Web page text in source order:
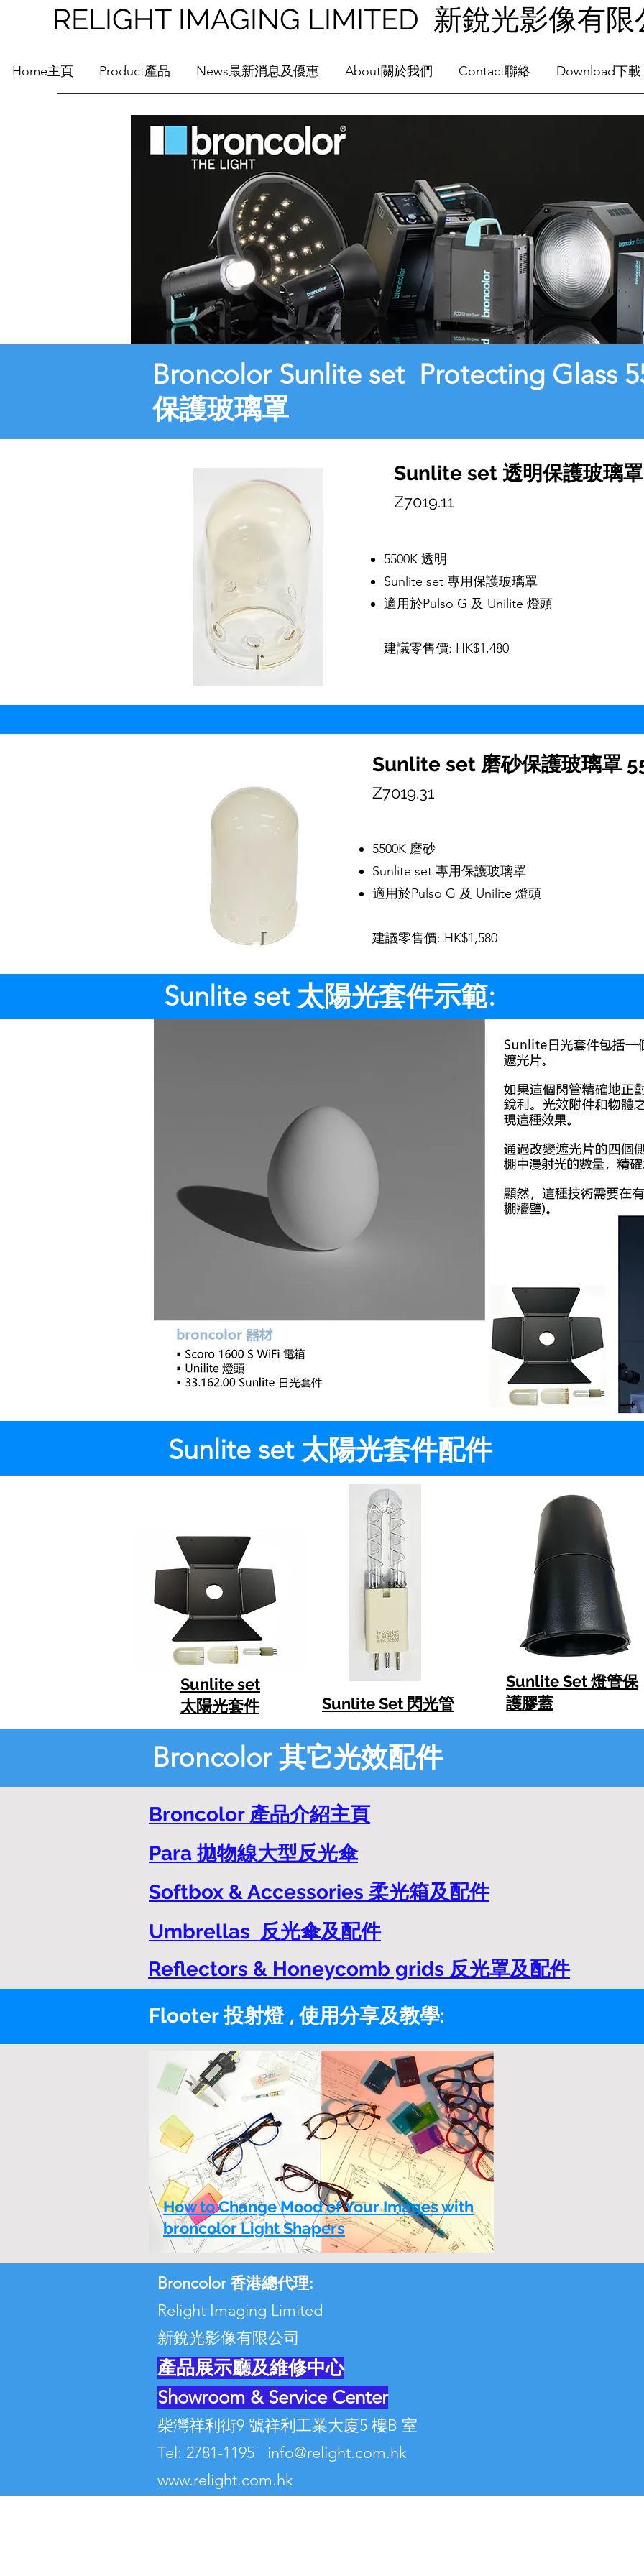
RELIGHT IMAGING LIMITED 新銳光影像有限
Home主頁 Product產品 News最新消息及優惠 About關於我們 Contact聯絡 Download下載
Broncolor Sunlite set Protecting Glass
保護玻璃罩
Sunlite set 透明保護玻璃
Z7019.11
5500K 透明
Sunlite set 專用保護玻璃罩
適用於Pulso G 及 Unilite 燈頭
建議零售價: HK$1,480
Sunlite set 磨砂保護玻璃罩
Z7019.31
5500K 磨砂
Sunlite set 專用保護玻璃罩
適用於Pulso G 及 Unilite 燈頭
建議零售價: HK$1,580
Sunlite set 太陽光套件示範:
Sunlite set 太陽光套件配件
Sunlite set
太陽光套件
Sunlite Set 閃光管
Sunlite Set 燈管保
護膠蓋
Broncolor 其它光效配件
Broncolor 產品介紹主頁
Para 拋物線大型反光傘
Softbox & Accessories 柔光箱及配件
Umbrellas 反光傘及配件
Reflectors & Honeycomb grids 反光罩及配件
Flooter 投射燈,使用分享及教學:
How to Change Mood of Your Images with
broncolor Light Shapers
Broncolor 香港總代理:
Relight Imaging Limited
新銳光影像有限公司
產品展示廳及維修中心
Showroom & Service Center
柴灣祥利街9 號祥利工業大廈5 樓B 室
Tel: 2781-1195 info@relight.com.hk
www.relight.com.hk